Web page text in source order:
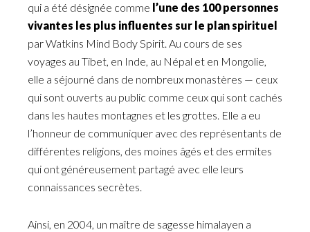
qui a été désignée comme l’une des 100 personnes
vivantes les plus influentes sur le plan spirituel
par Watkins Mind Body Spirit. Au cours de ses
voyages au Tibet, en Inde, au Népal et en Mongolie,
elle a séjourné dans de nombreux monastères — ceux
qui sont ouverts au public comme ceux qui sont cachés
dans les hautes montagnes et les grottes. Elle a eu
l’honneur de communiquer avec des représentants de
différentes religions, des moines âgés et des ermites
qui ont généreusement partagé avec elle leurs
connaissances secrètes.
Ainsi, en 2004, un maître de sagesse himalayen a